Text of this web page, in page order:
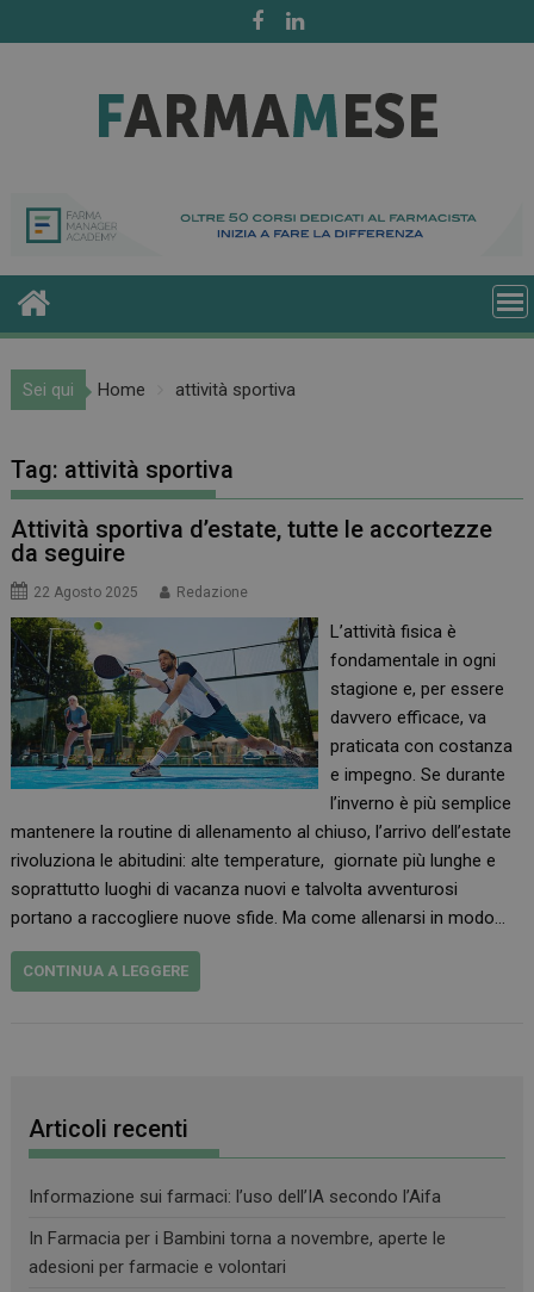
to
Sei qui Home attività sportiva
Tag: attività sportiva
Attività sportiva d’estate, tutte le accortezze
da seguire
22 Agosto 2025 Redazione
L’attività fisica è
fondamentale in ogni
stagione e, per essere
davvero efficace, va
praticata con costanza
e impegno. Se durante
l’inverno è più semplice
mantenere la routine di allenamento al chiuso, l’arrivo dell’estate
rivoluziona le abitudini: alte temperature, giornate più lunghe e
soprattutto luoghi di vacanza nuovi e talvolta avventurosi
portano a raccogliere nuove sfide. Ma come allenarsi in modo…
CONTINUA A LEGGERE
Articoli recenti
Informazione sui farmaci: l’uso dell’IA secondo l’Aifa
In Farmacia per i Bambini torna a novembre, aperte le
adesioni per farmacie e volontari